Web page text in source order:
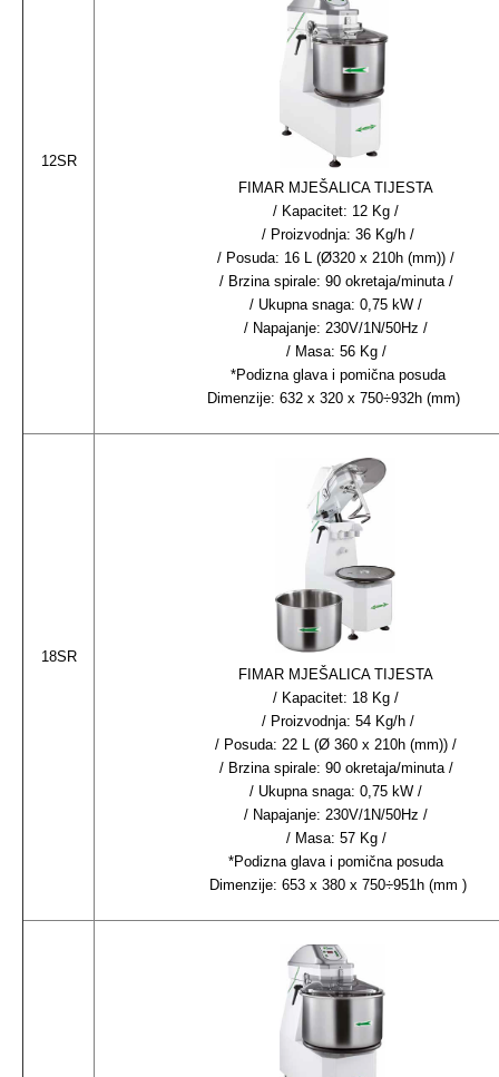
12SR
FIMAR MJEŠALICA TIJESTA
/ Kapacitet: 12 Kg /
/ Proizvodnja: 36 Kg/h /
/ Posuda: 16 L (Ø320 x 210h (mm)) /
/ Brzina spirale: 90 okretaja/minuta /
/ Ukupna snaga: 0,75 kW /
/ Napajanje: 230V/1N/50Hz /
/ Masa: 56 Kg /
*Podizna glava i pomična posuda
Dimenzije: 632 x 320 x 750÷932h (mm)
18SR
FIMAR MJEŠALICA TIJESTA
/ Kapacitet: 18 Kg /
/ Proizvodnja: 54 Kg/h /
/ Posuda: 22 L (Ø 360 x 210h (mm)) /
/ Brzina spirale: 90 okretaja/minuta /
/ Ukupna snaga: 0,75 kW /
/ Napajanje: 230V/1N/50Hz /
/ Masa: 57 Kg /
*Podizna glava i pomična posuda
Dimenzije: 653 x 380 x 750÷951h (mm )